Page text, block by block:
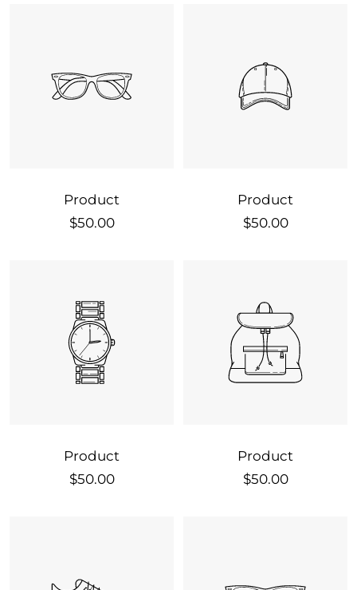
Product
Sale
$50.00
Product
Sale
$50.00
Product
Sale
$50.00
Product
Sale
$50.00